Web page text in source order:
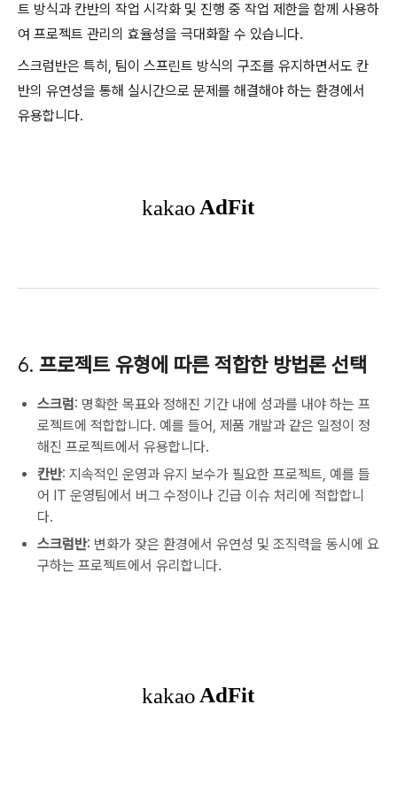
트 방식과 칸반의 작업 시각화 및 진행 중 작업 제한을 함께 사용하
여 프로젝트 관리의 효율성을 극대화할 수 있습니다.
스크럼반은 특히, 팀이 스프린트 방식의 구조를 유지하면서도 칸
반의 유연성을 통해 실시간으로 문제를 해결해야 하는 환경에서
유용합니다.
6. 프로젝트 유형에 따른 적합한 방법론 선택
스크럼 : 명확한 목표와 정해진 기간 내에 성과를 내야 하는 프
로젝트에 적합합니다. 예를 들어, 제품 개발과 같은 일정이 정
해진 프로젝트에서 유용합니다.
칸반: 지속적인 운영과 유지 보수가 필요한 프로젝트, 예를 들
어 IT 운영팀에서 버그 수정이나 긴급 이슈 처리에 적합합니
다.
스크럼반: 변화가 잦은 환경에서 유연성 및 조직력을 동시에 요
구하는 프로젝트에서 유리합니다.